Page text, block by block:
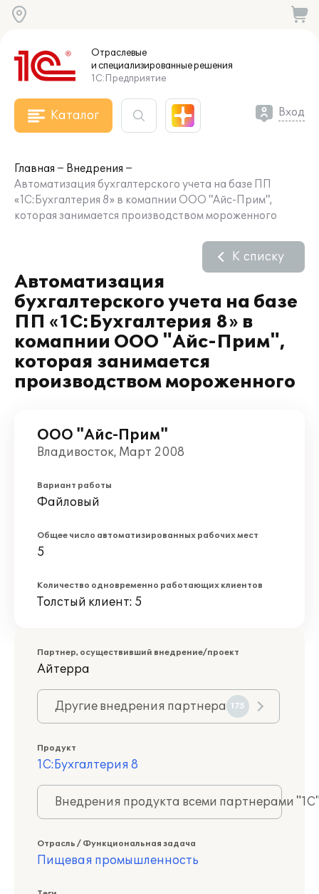
Отраслевые
и специализированныерешения
1С:Предприятие
Каталог Вход
Главная
Внедрения
Автоматизация бухгалтерского учета на базе ПП
«1С:Бухгалтерия 8» в комапнии ООО "Айс-Прим",
которая занимается производством мороженного
Автоматизация
бухгалтерского учета на базе
ПП «1С:Бухгалтерия 8» в
комапнии ООО "Айс-Прим",
которая занимается
производством мороженного
К списку
ООО "Айс-Прим"
Владивосток, Март 2008
Вариант работы
Файловый
Общее число автоматизированных рабочих мест
5
Количество одновременно работающих клиентов
Толстый клиент: 5
Партнер, осуществивший внедрение/проект
Айтерра
Другие внедрения партнера 175
Продукт
1С:Бухгалтерия 8
Внедрения продукта всеми партнерами
Отрасль / Функциональная задача
Пищевая промышленность